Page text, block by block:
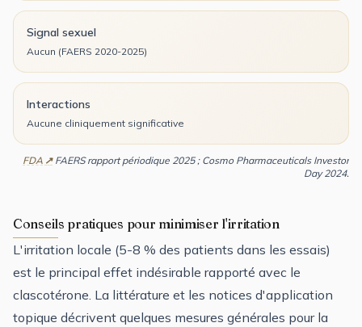
Signal sexuel
Aucun (FAERS 2020-2025)
Interactions
Aucune cliniquement significative
FDA
FAERS rapport périodique 2025 ; Cosmo Pharmaceuticals Investor
Day 2024.
Conseils pratiques pour minimiser l'irritation
L'irritation locale (5-8 % des patients dans les essais)
est le principal effet indésirable rapporté avec le
clascotérone. La littérature et les notices d'application
topique décrivent quelques mesures générales pour la